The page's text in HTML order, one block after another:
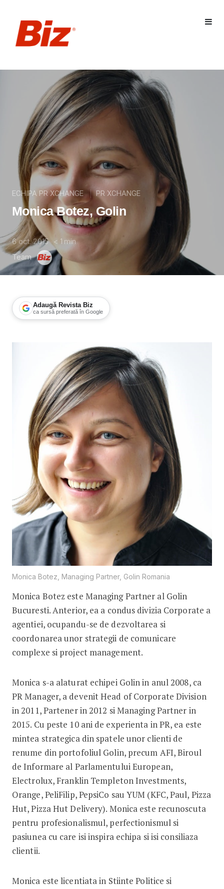
ECHIPA PR XCHANGE PR XCHANGE
Monica Botez, Golin
6 oct. 2015 < 1 min
Team
Adaugă Revista Biz
ca sursă preferată în Google
Monica Botez, Golin
Monica Botez, Managing Partner, Golin Romania
Monica Botez este Managing Partner al Golin
Bucuresti. Anterior, ea a condus divizia Corporate a
agentiei, ocupandu-se de dezvoltarea si
coordonarea unor strategii de comunicare
complexe si project management.
Monica s-a alaturat echipei Golin in anul 2008, ca
PR Manager, a devenit Head of Corporate Division
in 2011, Partener in 2012 si Managing Partner in
2015. Cu peste 10 ani de experienta in PR, ea este
mintea strategica din spatele unor clienti de
renume din portofoliul Golin, precum AFI, Biroul
de Informare al Parlamentului European,
Electrolux, Franklin Templeton Investments,
Orange, PeliFilip, PepsiCo sau YUM (KFC, Paul, Pizza
Hut, Pizza Hut Delivery). Monica este recunoscuta
pentru profesionalismul, perfectionismul si
pasiunea cu care isi inspira echipa si isi consiliaza
clientii.
Monica este licentiata in Stiinte Politice si